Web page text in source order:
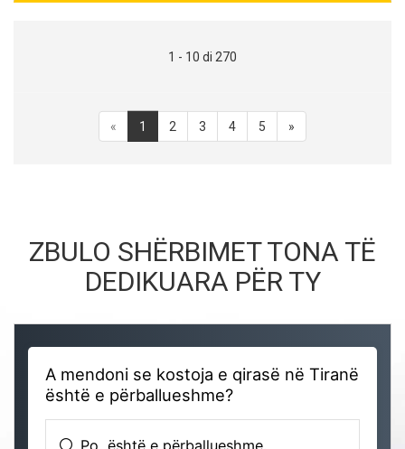
1 - 10 di 270
« 1 2 3 4 5 »
ZBULO SHËRBIMET TONA TË
DEDIKUARA PËR TY